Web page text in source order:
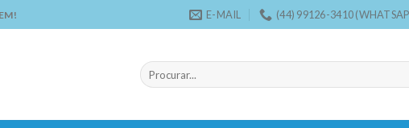
E-MAIL (44) 99126-3410
Pesquisar
por: